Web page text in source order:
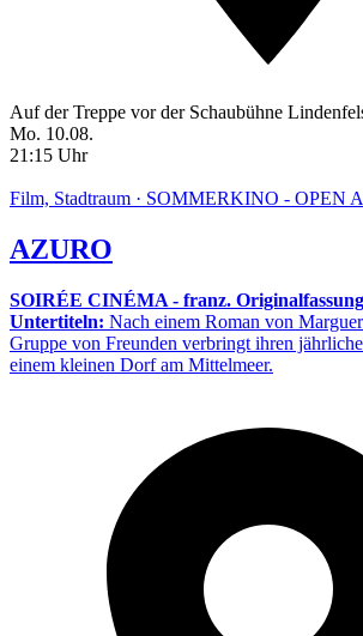
Auf der Treppe vor der Schaubühne
Mo. 10.08.
21:15 Uhr
Film, Stadtraum · SOMMERKINO - OPEN
AZURO
SOIRÉE CINÉMA - franz.
Untertiteln: Nach einem Roman von
Gruppe von Freunden verbringt ihren
einem kleinen Dorf am Mittelmeer.